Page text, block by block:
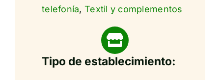
telefonía, Textil y complementos
Tipo de establecimiento: